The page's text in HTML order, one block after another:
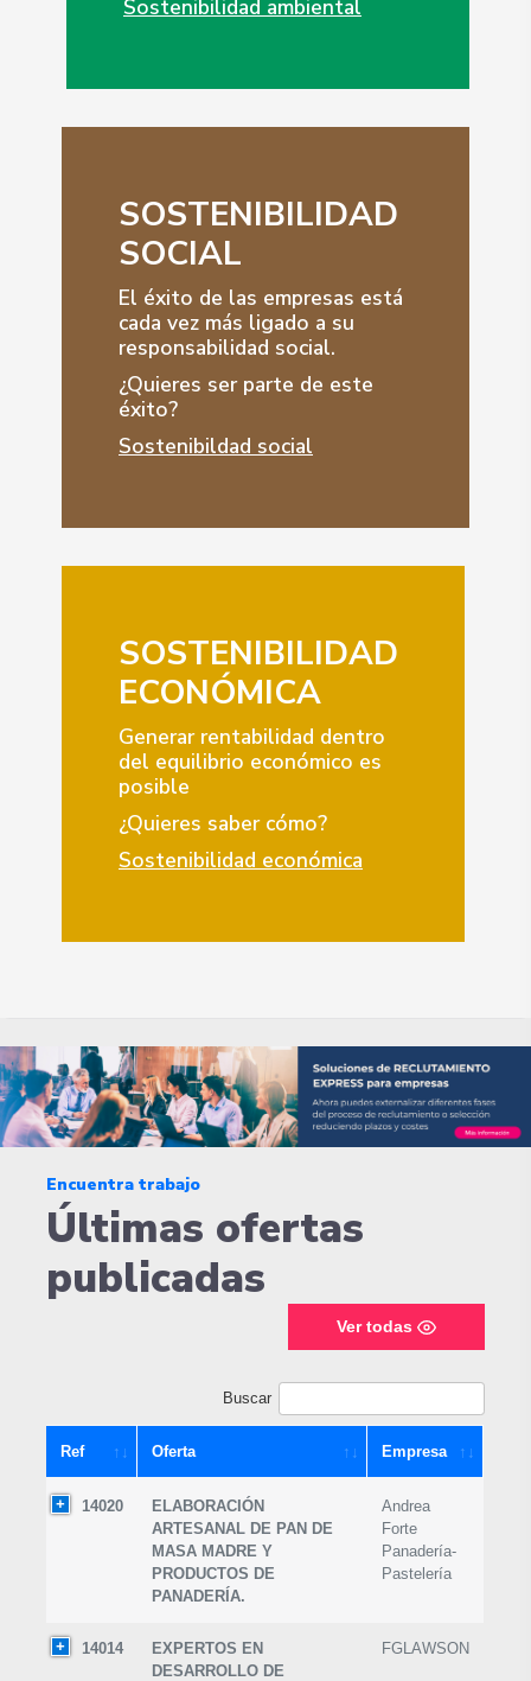
Sostenibilidad ambiental
SOSTENIBILIDAD
SOCIAL
El éxito de las empresas está
cada vez más ligado a su
responsabilidad social.
¿Quieres ser parte de este
éxito?
Sostenibildad social
SOSTENIBILIDAD
ECONÓMICA
Generar rentabilidad dentro
del equilibrio económico es
posible
¿Quieres saber cómo?
Sostenibilidad económica
Encuentra trabajo
Últimas ofertas
publicadas
Ver todas
Buscar
Ref Oferta Empresa
14020
ELABORACIÓN
ARTESANAL DE PAN DE
MASA MADRE Y
PRODUCTOS DE
PANADERÍA.
Andrea
Forte
Panadería-
Pastelería
14014
EXPERTOS EN
DESARROLLO DE
FGLAWSON